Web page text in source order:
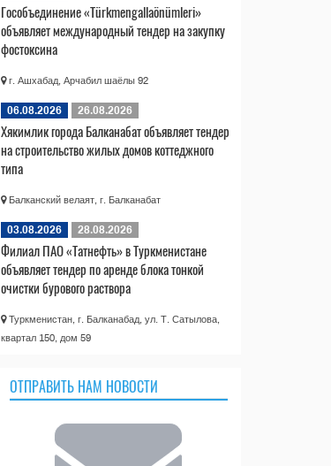
Гособъединение «Türkmengallaönümleri»
объявляет международный тендер на закупку
фостоксина
г. Ашхабад, Арчабил шаёлы 92
06.08.2026 26.08.2026
Хякимлик города Балканабат объявляет тендер
на строительство жилых домов коттеджного
типа
Балканский велаят, г. Балканабат
03.08.2026 28.08.2026
Филиал ПАО «Татнефть» в Туркменистане
объявляет тендер по аренде блока тонкой
очистки бурового раствора
Туркменистан, г. Балканабад, ул. Т. Сатылова,
квартал 150, дом 59
ОТПРАВИТЬ НАМ НОВОСТИ